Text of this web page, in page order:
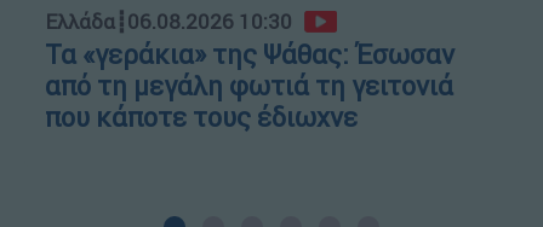
Ελλάδα┋06.08.2026 10:30
Τα «γεράκια» της Ψάθας: Έσωσαν
από τη μεγάλη φωτιά τη γειτονιά
που κάποτε τους έδιωχνε